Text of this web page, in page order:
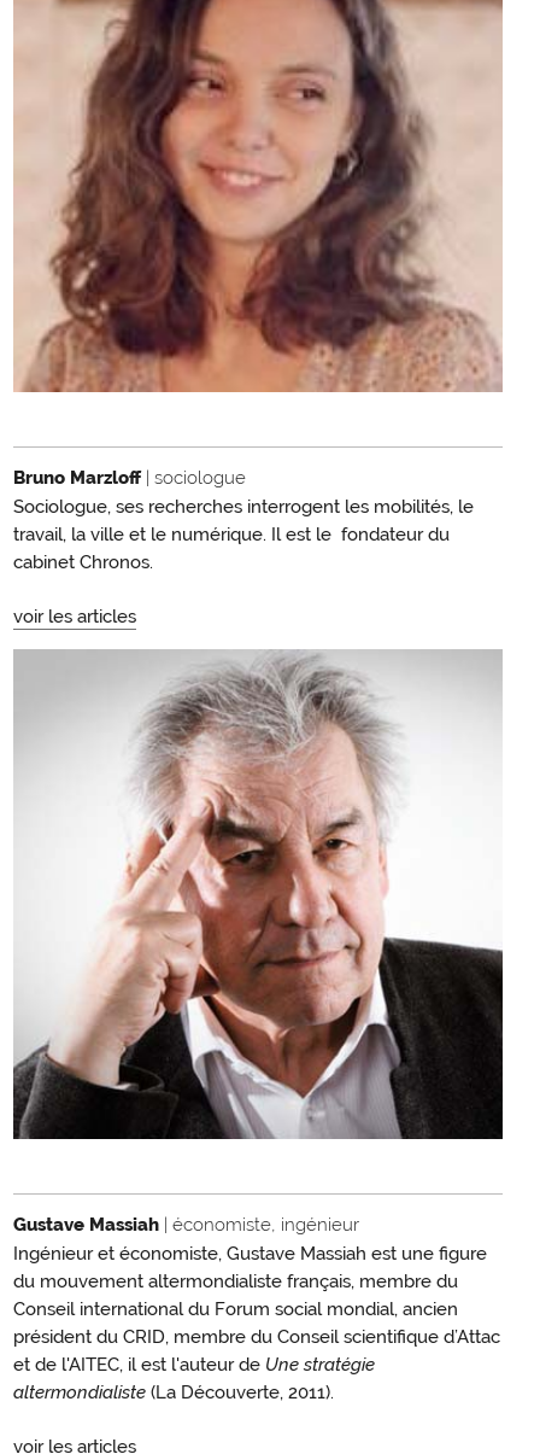
Bruno Marzloff | sociologue
Sociologue, ses recherches interrogent les mobilités, le
travail, la ville et le numérique. Il est le fondateur du
cabinet Chronos.
voir les articles
Gustave Massiah | économiste, ingénieur
Ingénieur et économiste, Gustave Massiah est une figure
du mouvement altermondialiste français, membre du
Conseil international du Forum social mondial, ancien
président du CRID, membre du Conseil scientifique d’Attac
et de l'AITEC, il est l'auteur de Une stratégie
altermondialiste (La Découverte, 2011).
voir les articles